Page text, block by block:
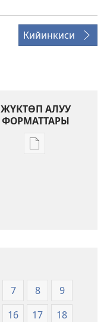
Кийинкиси
ЖҮКТӨП АЛУУ
ФОРМАТТАРЫ
Адабиятты
7 8
9
16 17
18